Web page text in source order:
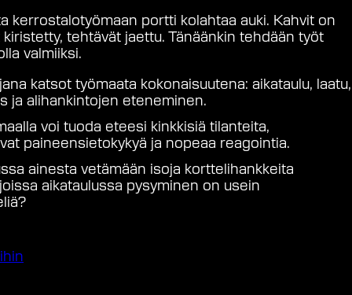
kerrostalotyömaan portti kolahtaa auki. Kahvit on
kiristetty, tehtävät jaettu. Tänäänkin tehdään työt
valmiiksi.
katsot työmaata kokonaisuutena: aikataulu, laatu,
ja alihankintojen eteneminen.
voi tuoda eteesi kinkkisiä tilanteita,
paineensietokykyä ja nopeaa reagointia.
ainesta vetämään isoja korttelihankkeita
aikataulussa pysyminen on usein